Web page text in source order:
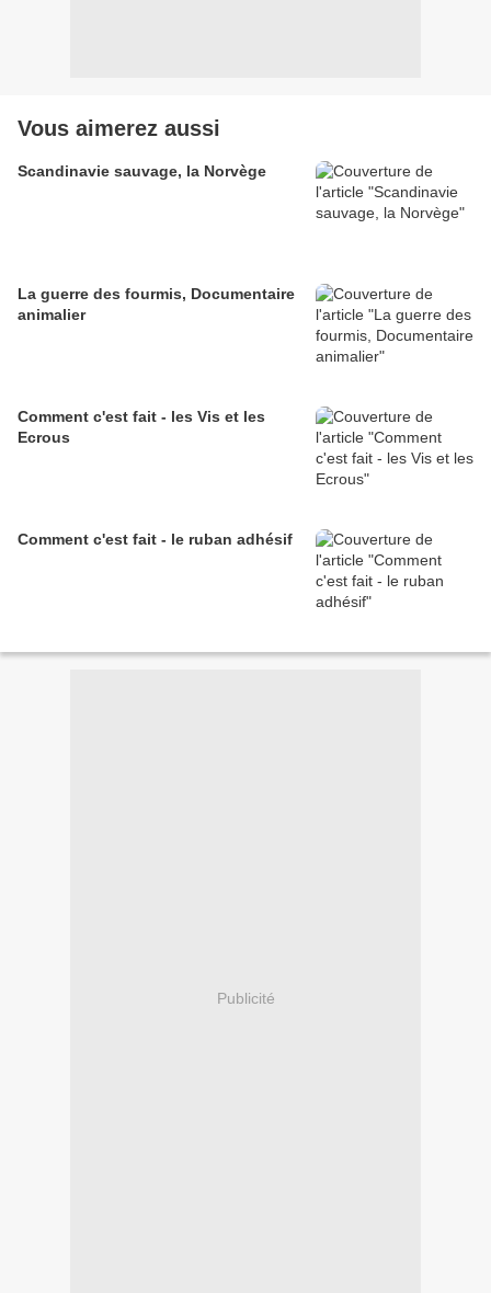
Vous aimerez aussi
Scandinavie sauvage, la Norvège
La guerre des fourmis, Documentaire
animalier
Comment c'est fait - les Vis et les
Ecrous
Comment c'est fait - le ruban adhésif
Publicité